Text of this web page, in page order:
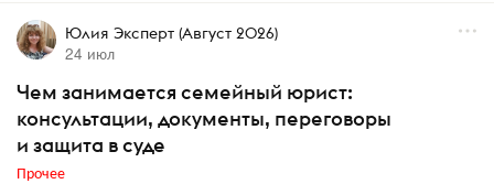
Юлия Эксперт (Август 2026)
24 июл
Чем занимается семейный юрист:
консультации, документы, переговоры
и защита в суде
Прочее